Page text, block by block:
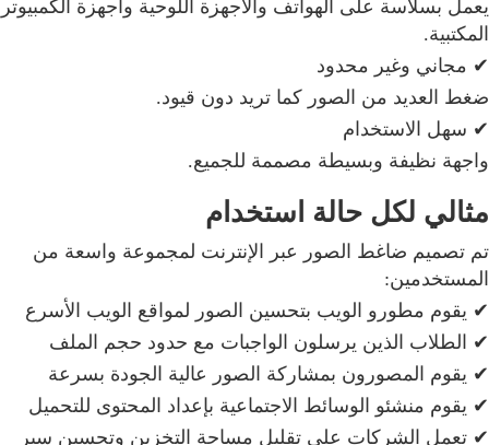
يعمل بسلاسة على الهواتف والأجهزة اللوحية وأجهزة الكمبيوتر
المكتبية.
✔ مجاني وغير محدود
ضغط العديد من الصور كما تريد دون قيود.
✔ سهل الاستخدام
واجهة نظيفة وبسيطة مصممة للجميع.
مثالي لكل حالة استخدام
تم تصميم ضاغط الصور عبر الإنترنت لمجموعة واسعة من
المستخدمين:
✔ يقوم مطورو الويب بتحسين الصور لمواقع الويب الأسرع
✔ الطلاب الذين يرسلون الواجبات مع حدود حجم الملف
✔ يقوم المصورون بمشاركة الصور عالية الجودة بسرعة
✔ يقوم منشئو الوسائط الاجتماعية بإعداد المحتوى للتحميل
✔ تعمل الشركات على تقليل مساحة التخزين وتحسين سير